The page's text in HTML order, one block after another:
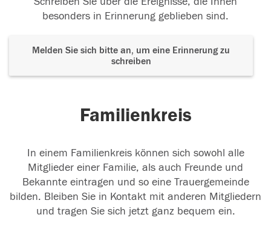
besonders in Erinnerung geblieben sind.
Melden Sie sich bitte an, um eine Erinnerung zu
schreiben
Familienkreis
In einem Familienkreis können sich sowohl alle
Mitglieder einer Familie, als auch Freunde und
Bekannte eintragen und so eine Trauergemeinde
bilden. Bleiben Sie in Kontakt mit anderen Mitgliedern
und tragen Sie sich jetzt ganz bequem ein.